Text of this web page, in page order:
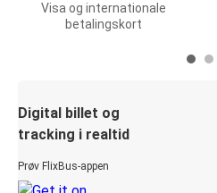
Visa og internationale
betalingskort
Digital billet og
tracking i realtid
Prøv FlixBus-appen